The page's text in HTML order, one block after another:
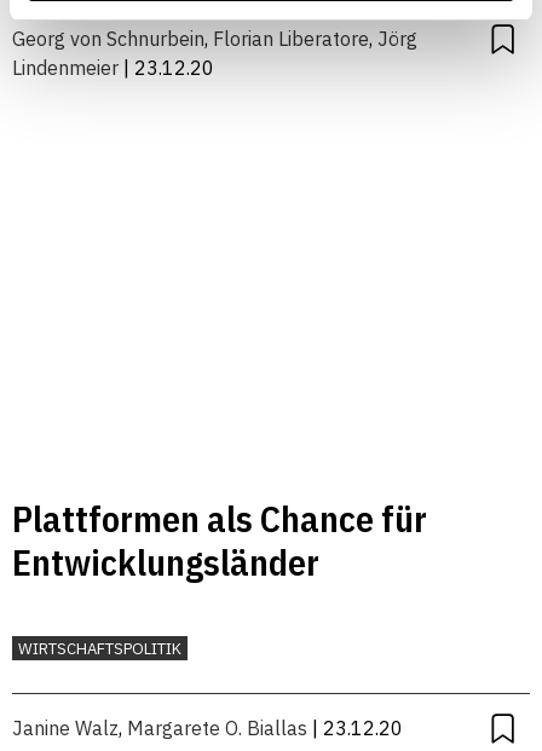
Georg von Schnurbein, Florian Liberatore, Jörg
Lindenmeier | 23.12.20
Plattformen als Chance für
Entwicklungsländer
WIRTSCHAFTSPOLITIK
Janine Walz, Margarete O. Biallas | 23.12.20